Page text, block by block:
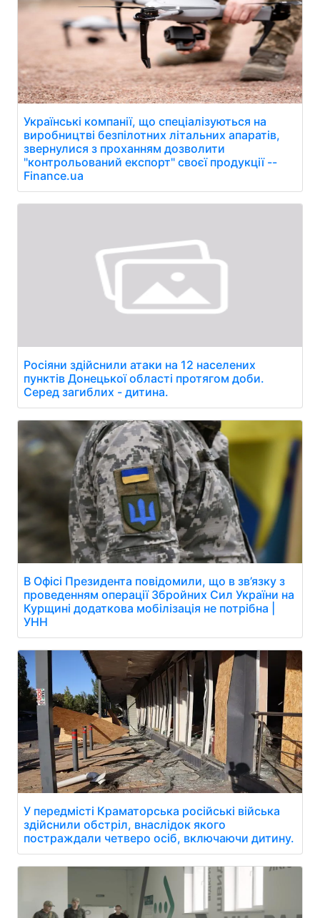
Українські компанії, що спеціалізуються на
виробництві безпілотних літальних апаратів,
звернулися з проханням дозволити
"контрольований експорт" своєї продукції --
Finance.ua
Росіяни здійснили атаки на 12 населених
пунктів Донецької області протягом доби.
Серед загиблих - дитина.
В Офісі Президента повідомили, що в зв’язку з
проведенням операції Збройних Сил України на
Курщині додаткова мобілізація не потрібна |
УНН
У передмісті Краматорська російські війська
здійснили обстріл, внаслідок якого
постраждали четверо осіб, включаючи дитину.